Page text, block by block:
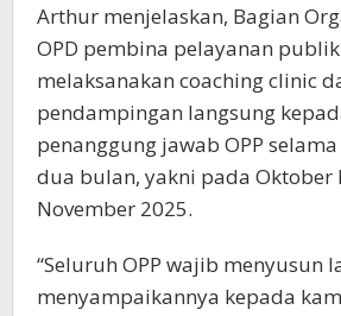
Arthur menjelaskan, Bagian
OPD pembina pelayanan
melaksanakan coaching clinic
pendampingan langsung
penanggung jawab OPP
dua bulan, yakni pada Oktober
November 2025.
“Seluruh OPP wajib menyusun
menyampaikannya kepada